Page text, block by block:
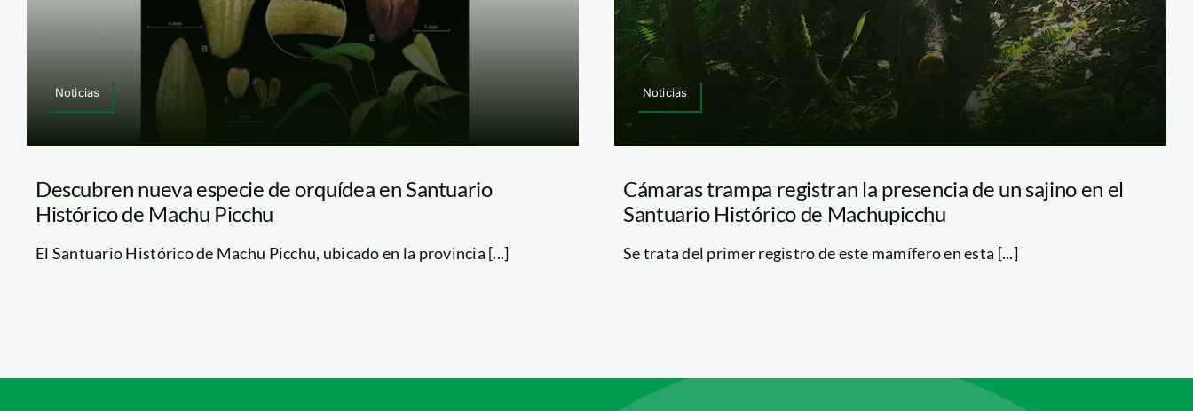
Noticias
Descubren nueva especie de orquídea en Santuario
Histórico de Machu Picchu
El Santuario Histórico de Machu Picchu, ubicado en la provincia [...]
Noticias
Cámaras trampa registran la presencia de un sajino en el
Santuario Histórico de Machupicchu
Se trata del primer registro de este mamífero en esta [...]